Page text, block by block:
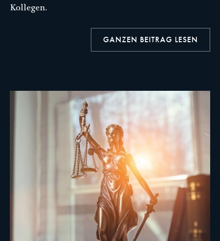
Kollegen.
GANZEN BEITRAG LESEN